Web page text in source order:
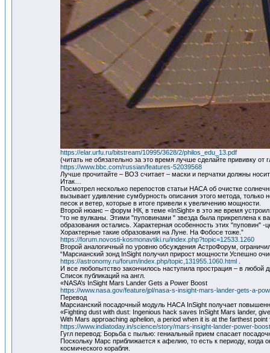
https://elar.urfu.ru/bitstream/10995/3628/2/philos_edu_13.pdf
(читать не обязательно за это время лучше сделайте прививку
https://www.bbc.com/russian/features-52039568
Лучше прочитайте – ВОЗ считает – маски и перчатки должны
Итак…
Посмотрел несколько перепостов статьи НАСА об очистке
вызывает удивление сумбурность описания этого метода,
песок и ветер, которые в итоге привели к увеличению мощности.
Второй нюанс – форум НК, в теме «InSight» в это же время
“то не вулканы. Этими "пуповинами " звезда была прикреплена к
образования остались. Характерная особенность этих "пуповин"
Хорактерные такие образования на Луне. На Фобосе тоже.”
https://forum.novosti-kosmonavtiki.ru/index.php?topic=12533.1260
Второй аналогичный по уровню обсуждения АстроФорум,
“Марсианский зонд InSight получил прирост мощности Успешно
https://astronomy.ru/forum/index.php/topic,131955.1060.html
И все любопытство закончилось наступила прострация – в любой
Список публикаций на англ.
«NASA’s InSight Mars Lander Gets a Power Boost
https://www.nasa.gov/feature/jpl/nasa-s-insight-mars-lander-gets-a-
Перевод
Марсианский посадочный модуль НАСА InSight получает
«Fighting dust with dust: Ingenious hack saves InSight Mars lander,
With Mars approaching aphelion, a period when it is at the farthest
https://www.indiatoday.in/science/story/mars-insight-lander-power-
Гугл перевод: Борьба с пылью: гениальный прием спасает
Поскольку Марс приближается к афелию, то есть к периоду,
космического корабля.